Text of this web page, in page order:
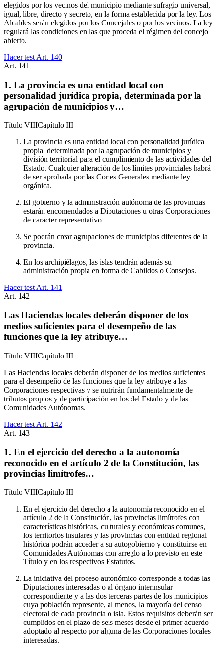
elegidos por los vecinos del municipio mediante sufragio universal,
igual, libre, directo y secreto, en la forma establecida por la ley. Los
Alcaldes serán elegidos por los Concejales o por los vecinos. La ley
regulará las condiciones en las que proceda el régimen del concejo
abierto.
Hacer test Art. 140
Art. 141
1. La provincia es una entidad local con
personalidad jurídica propia, determinada por la
agrupación de municipios y…
Título VIIICapítulo III
La provincia es una entidad local con personalidad jurídica
propia, determinada por la agrupación de municipios y
división territorial para el cumplimiento de las actividades del
Estado. Cualquier alteración de los límites provinciales habrá
de ser aprobada por las Cortes Generales mediante ley
orgánica.
El gobierno y la administración autónoma de las provincias
estarán encomendados a Diputaciones u otras Corporaciones
de carácter representativo.
Se podrán crear agrupaciones de municipios diferentes de la
provincia.
En los archipiélagos, las islas tendrán además su
administración propia en forma de Cabildos o Consejos.
Hacer test Art. 141
Art. 142
Las Haciendas locales deberán disponer de los
medios suficientes para el desempeño de las
funciones que la ley atribuye…
Título VIIICapítulo III
Las Haciendas locales deberán disponer de los medios suficientes
para el desempeño de las funciones que la ley atribuye a las
Corporaciones respectivas y se nutrirán fundamentalmente de
tributos propios y de participación en los del Estado y de las
Comunidades Autónomas.
Hacer test Art. 142
Art. 143
1. En el ejercicio del derecho a la autonomía
reconocido en el artículo 2 de la Constitución, las
provincias limítrofes…
Título VIIICapítulo III
En el ejercicio del derecho a la autonomía reconocido en el
artículo 2 de la Constitución, las provincias limítrofes con
características históricas, culturales y económicas comunes,
los territorios insulares y las provincias con entidad regional
histórica podrán acceder a su autogobierno y constituirse en
Comunidades Autónomas con arreglo a lo previsto en este
Título y en los respectivos Estatutos.
La iniciativa del proceso autonómico corresponde a todas las
Diputaciones interesadas o al órgano interinsular
correspondiente y a las dos terceras partes de los municipios
cuya población represente, al menos, la mayoría del censo
electoral de cada provincia o isla. Estos requisitos deberán ser
cumplidos en el plazo de seis meses desde el primer acuerdo
adoptado al respecto por alguna de las Corporaciones locales
interesadas.